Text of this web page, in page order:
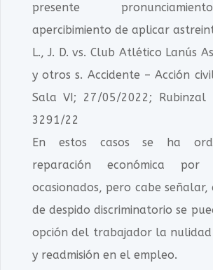
presente
apercibimiento de aplicar
L., J. D. vs. Club Atlético Lanús
y otros s. Accidente – Acción
Sala VI; 27/05/2022; Rubinzal
3291/22
En estos casos se ha
reparación económica
ocasionados, pero cabe señalar,
de despido discriminatorio se
opción del trabajador la nulidad
y readmisión en el empleo.